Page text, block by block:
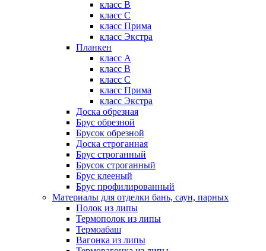
класс B
класс C
класс Прима
класс Экстра
Планкен
класс А
класс B
класс C
класс Прима
класс Экстра
Доска обрезная
Брус обрезной
Брусок обрезной
Доска строганная
Брус строганный
Брусок строганный
Брус клееный
Брус профилированный
Материалы для отделки бань, саун, парных
Полок из липы
Термополок из липы
Термоабаш
Вагонка из липы